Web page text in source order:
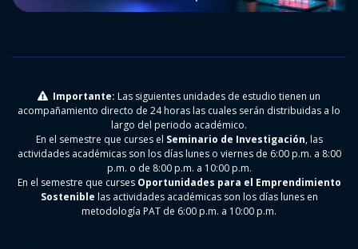
Importante: Las siguientes unidades de estudio tienen un
acompañamiento directo de 24 horas las cuales serán distribuidas a lo
largo del periodo académico.
En el semestre que curses el Seminario de Investigación, las
actividades académicas son los días lunes o viernes de 6:00 p.m. a 8:00
p.m. o de 8:00 p.m. a 10:00 p.m.
En el semestre que curses Oportunidades para el Emprendimiento
Sostenible las actividades académicas son los días lunes en
metodología PAT de 6:00 p.m. a 10:00 p.m.